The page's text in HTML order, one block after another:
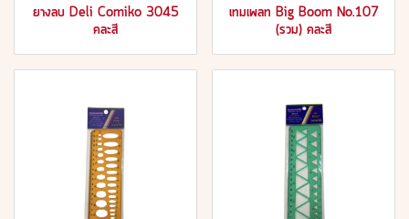
ยางลบ Deli Comiko 3045
คละสี
เทมเพลท Big Boom No.107
(รวม) คละสี